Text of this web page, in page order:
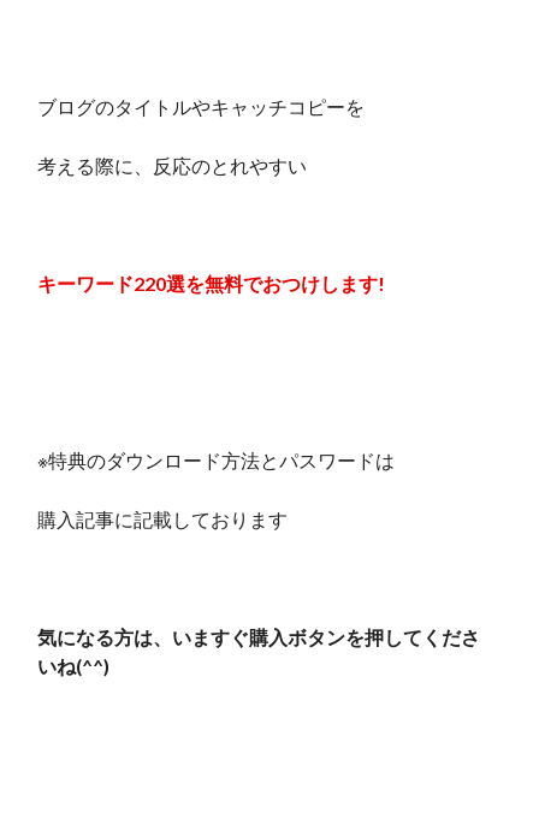
ブログのタイトルやキャッチコピーを
考える際に、反応のとれやすい
キーワード220選を無料でおつけします!
※特典のダウンロード方法とパスワードは
購入記事に記載しております
気になる方は、いますぐ購入ボタンを押してくださ
いね(^^)